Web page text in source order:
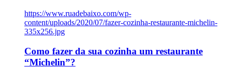
https://www.ruadebaixo.com/wp-
content/uploads/2020/07/fazer-cozinha-restaurante-michelin-
335x256.jpg
Como fazer da sua cozinha um restaurante
“Michelin”?